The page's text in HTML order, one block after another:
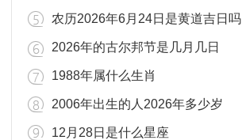
农历2026年6月24日是黄道吉日吗
2026年的古尔邦节是几月几日
1988年属什么生肖
2006年出生的人2026年多少岁
12月28日是什么星座